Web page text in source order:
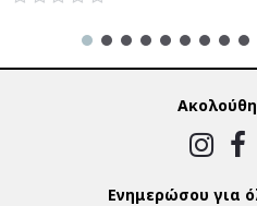
Ενημερώσου για